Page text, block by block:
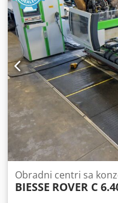
Obradni centri sa
BIESSE ROVER C